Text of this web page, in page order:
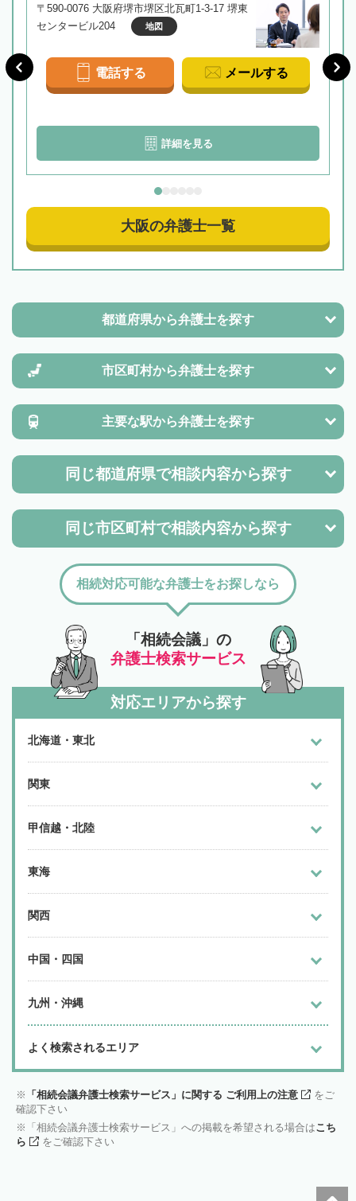
〒590-0076 大阪府堺市堺区北瓦町1-3-17 堺東
センタービル204
地図
電話する メールする
詳細を見る
大阪の弁護士一覧
都道府県から弁護士を探す
市区町村から弁護士を探す
主要な駅から弁護士を探す
同じ都道府県で相談内容から探す
同じ市区町村で相談内容から探す
「相続会議」の
弁護士検索サービス
相続対応可能な弁護士をお探しなら
対応エリアから探す
北海道・東北
関東
甲信越・北陸
東海
関西
中国・四国
九州・沖縄
よく検索されるエリア
「相続会議弁護士検索サービス」に関する ご利用上の注意
をご
確認下さい
「相続会議弁護士検索サービス」への掲載を希望される場合はこち
ら
をご確認下さい